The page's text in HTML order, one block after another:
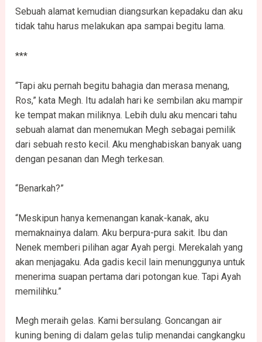
Sebuah alamat kemudian diangsurkan kepadaku dan aku
tidak tahu harus melakukan apa sampai begitu lama.
***
“Tapi aku pernah begitu bahagia dan merasa menang,
Ros,” kata Megh. Itu adalah hari ke sembilan aku mampir
ke tempat makan miliknya. Lebih dulu aku mencari tahu
sebuah alamat dan menemukan Megh sebagai pemilik
dari sebuah resto kecil. Aku menghabiskan banyak uang
dengan pesanan dan Megh terkesan.
“Benarkah?”
“Meskipun hanya kemenangan kanak-kanak, aku
memaknainya dalam. Aku berpura-pura sakit. Ibu dan
Nenek memberi pilihan agar Ayah pergi. Merekalah yang
akan menjagaku. Ada gadis kecil lain menunggunya untuk
menerima suapan pertama dari potongan kue. Tapi Ayah
memilihku.”
Megh meraih gelas. Kami bersulang. Goncangan air
kuning bening di dalam gelas tulip menandai cangkangku